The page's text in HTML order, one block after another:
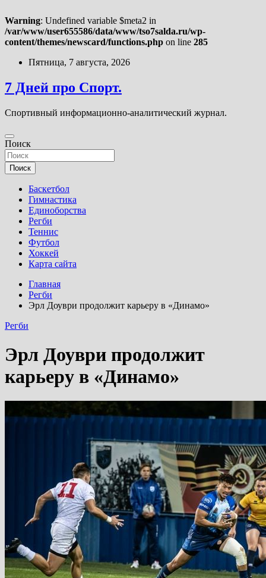
Warning: Undefined variable $meta2 in
/var/www/user655586/data/www/tso7salda.ru/wp-
content/themes/newscard/functions.php on line 285
Перейти
содержимому
Пятница, 7 августа, 2026
7 Дней про Спорт.
Спортивный информационно-аналитический журнал.
Поиск
Поиск
Баскетбол
Гимнастика
Единоборства
Регби
Теннис
Футбол
Хоккей
Карта сайта
Главная
Регби
Эрл Доуври продолжит карьеру в «Динамо»
Регби
Эрл Доуври продолжит
карьеру в «Динамо»